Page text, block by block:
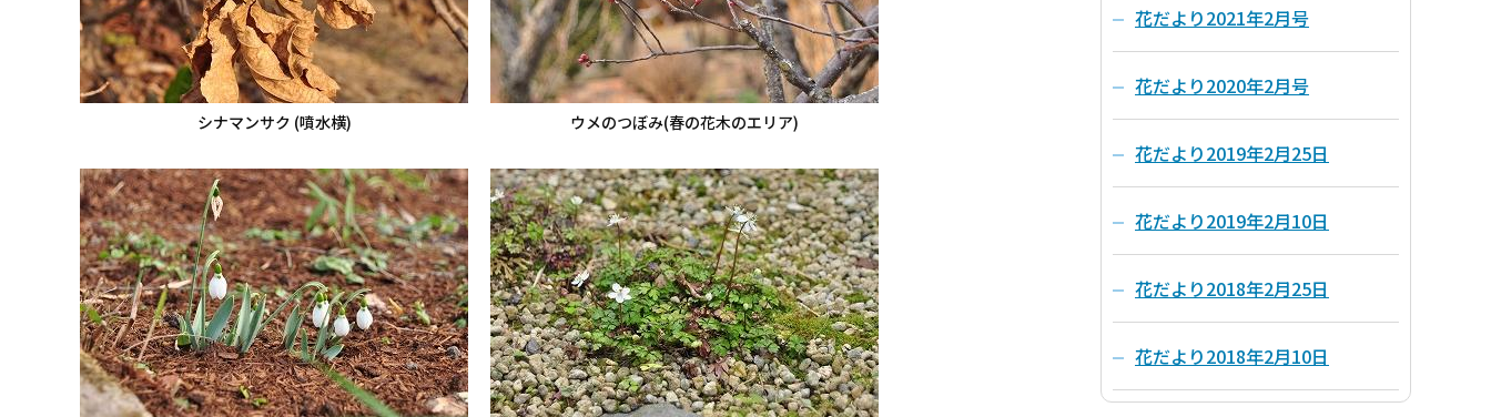
シナマンサク (噴水横) ウメのつぼみ(春の花木のエリア)
花だより2021年2月号
花だより2020年2月号
花だより2019年2月25日
花だより2019年2月10日
花だより2018年2月25日
花だより2018年2月10日